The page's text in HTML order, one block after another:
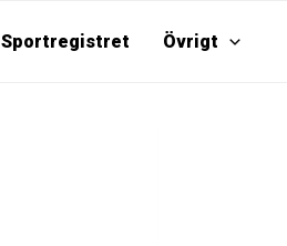
Sportregistret Övrigt